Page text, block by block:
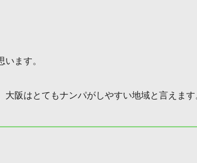
ます。
阪はとてもナンパがしやすい地域と言えます